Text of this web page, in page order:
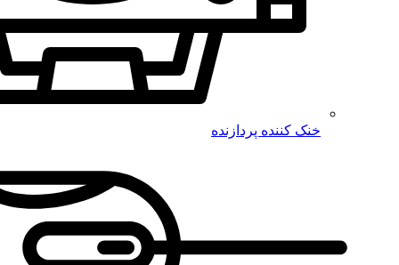
خنک کننده پردازنده